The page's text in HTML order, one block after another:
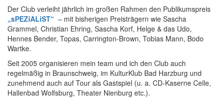
Der Club verleiht jährlich im großen Rahmen den Publikumspreis
„sPEZiALiST“ – mit bisherigen Preisträgern wie Sascha
Grammel, Christian Ehring, Sascha Korf, Helge & das Udo,
Hennes Bender, Topas, Carrington-Brown, Tobias Mann, Bodo
Wartke.
Seit 2005 organisieren mein team und ich den Club auch
regelmäßig in Braunschweig, im KulturKlub Bad Harzburg und
zunehmend auch auf Tour als Gastspiel (u. a. CD-Kaserne Celle,
Hallenbad Wolfsburg, Theater Nienburg etc.).